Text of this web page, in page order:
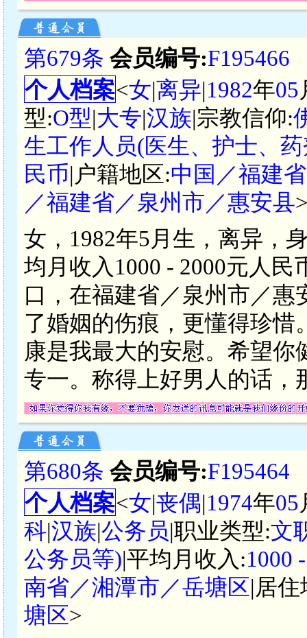
第679条 会员编号:F195466
个人档案<女|离异|1982年05
型:O型|大专|汉族|宗教信仰:
生工作人员(医生、护士、
民币|户籍地区:中国／福建
／福建省／泉州市／惠安县
女，1982年5月生，离异，
均月收入1000 - 2000元人
口，在福建省／泉州市／
了婚姻的伤痕，更懂得珍
康是我最大的安慰。希望
专一。称得上好男人的话，
第680条 会员编号:F195464
个人档案<女|丧偶|1974年05
科|汉族|公务员|职业类型:文
公务员等)|平均月收入:1000
南省／湘潭市／岳塘区|居住
塘区>